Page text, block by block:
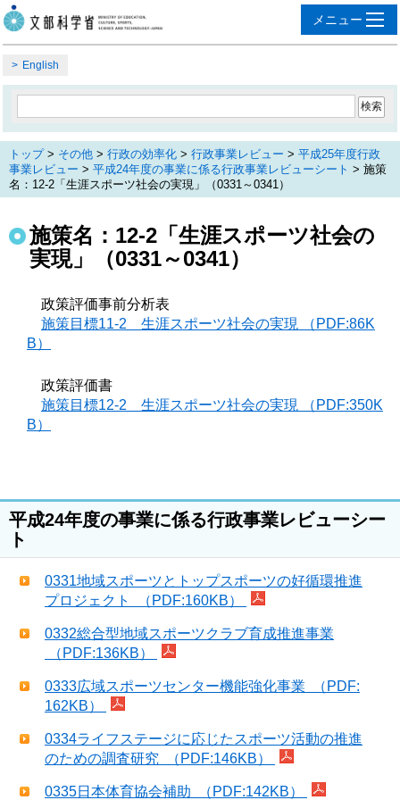
English
トップ> その他 > 行政の効率化 > 行政事業レビュー > 平成25年度行政
事業レビュー > 平成24年度の事業に係る行政事業レビューシート > 施策
名：12-2「生涯スポーツ社会の実現」（0331～0341）
施策名：12-2「生涯スポーツ社会の
実現」（0331～0341）
政策評価事前分析表
施策目標11-2 生涯スポーツ社会の実現 （PDF:86K
B）
政策評価書
施策目標12-2 生涯スポーツ社会の実現 （PDF:350K
B）
平成24年度の事業に係る行政事業レビューシー
ト
0331地域スポーツとトップスポーツの好循環推進
プロジェクト （PDF:160KB）
0332総合型地域スポーツクラブ育成推進事業
（PDF:136KB）
0333広域スポーツセンター機能強化事業 （PDF:
162KB）
0334ライフステージに応じたスポーツ活動の推進
のための調査研究 （PDF:146KB）
0335日本体育協会補助 （PDF:142KB）